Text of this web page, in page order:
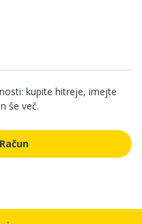
kupite hitreje, imejte
še več.